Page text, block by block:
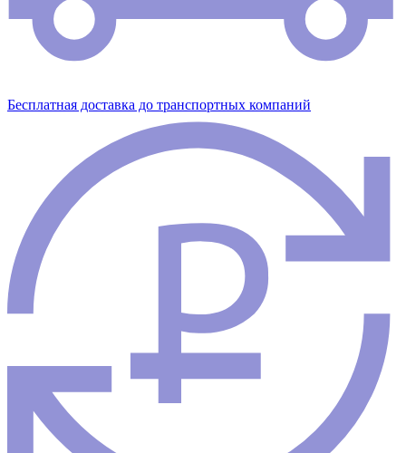
Бесплатная доставка до транспортных компаний